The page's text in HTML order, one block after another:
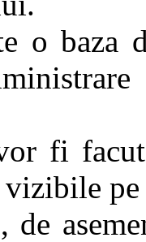
o baza
fi
pe
de